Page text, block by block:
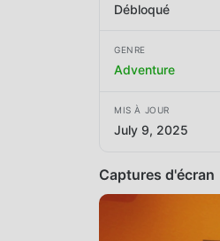
Débloqué
GENRE
Adventure
MIS À JOUR
July 9, 2025
Captures d'écran